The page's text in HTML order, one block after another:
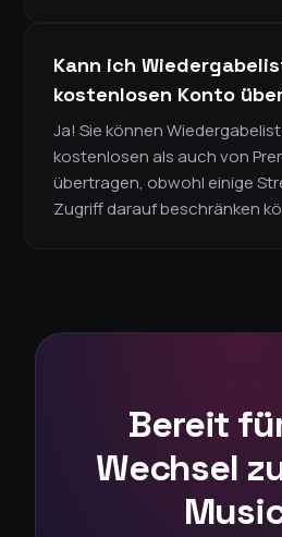
Kann ich
kostenlosen Konto
Ja! Sie können
kostenlosen als auch von
übertragen, obwohl einige
Zugriff darauf beschränken
Bereit
Wechsel